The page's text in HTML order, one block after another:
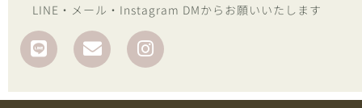
LINE・メール・Instagram DMからお願いいたします